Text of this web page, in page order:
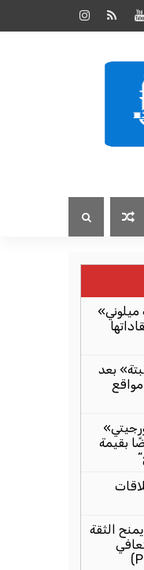
ميلوني»
بعد
بقيمة
الثقة